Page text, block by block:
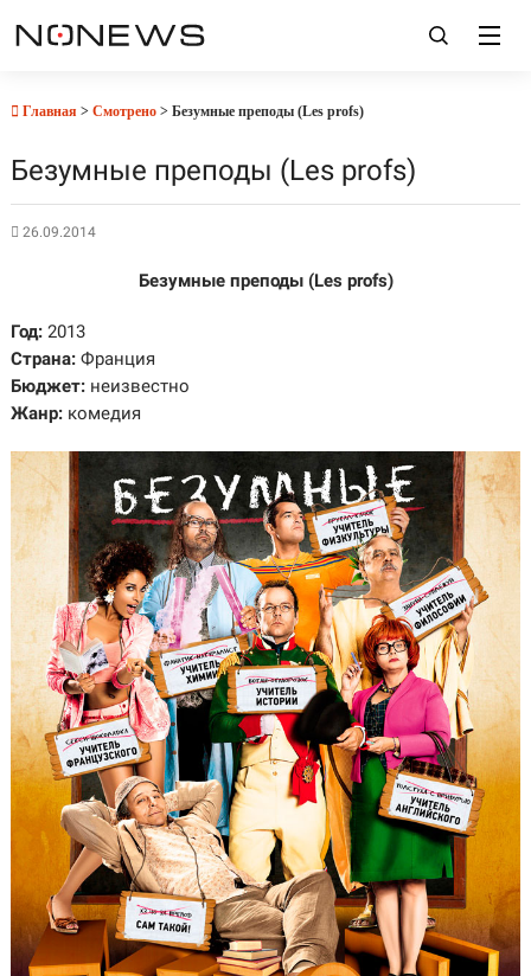
Главная > Смотрено> Безумные преподы (Les profs)
Безумные преподы (Les profs)
26.09.2014
Безумные преподы (Les profs)
Год:2013
Страна:Франция
Бюджет:неизвестно
Жанр:комедия